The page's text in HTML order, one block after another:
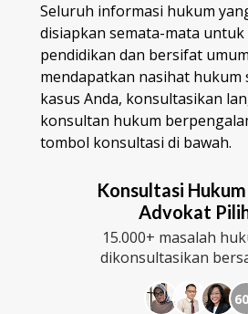
Seluruh informasi hukum
disiapkan semata-mata
pendidikan dan bersifat
mendapatkan nasihat hukum
kasus Anda, konsultasikan
konsultan hukum
tombol konsultasi di bawah.
Konsultasi
Advokat
15.000+ masalah
dikonsultasikan